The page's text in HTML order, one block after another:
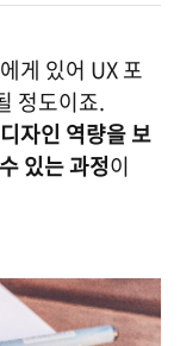
게 있어 UX 포
정도이죠.
자인 역량을 보
있는 과정이